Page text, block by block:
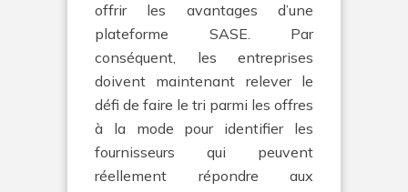
offrir les avantages d’une
plateforme SASE. Par
conséquent, les entreprises
doivent maintenant relever le
défi de faire le tri parmi les offres
à la mode pour identifier les
fournisseurs qui peuvent
réellement répondre aux